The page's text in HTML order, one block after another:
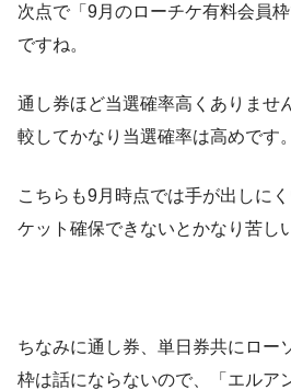
次点で「9月のローチケ有料会員
ですね。
通し券ほど当選確率高くありませ
較してかなり当選確率は高めです。
こちらも9月時点では手が出しに
ケット確保できないとかなり苦し
ちなみに通し券、単日券共にロー
枠は話にならないので、「エルア